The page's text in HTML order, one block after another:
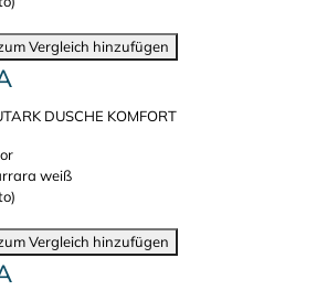
Vergleich hinzufügen
DUSCHE KOMFORT
weiß
Vergleich hinzufügen